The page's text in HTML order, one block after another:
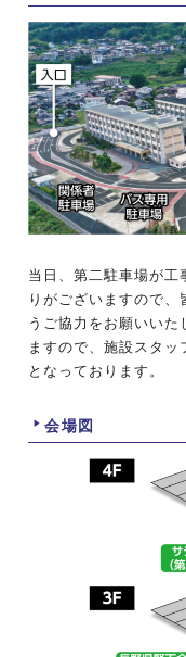
当日、第二駐車場が
りがございますので
うご協力をお願いい
ますので、施設スタ
となっております。
会場図